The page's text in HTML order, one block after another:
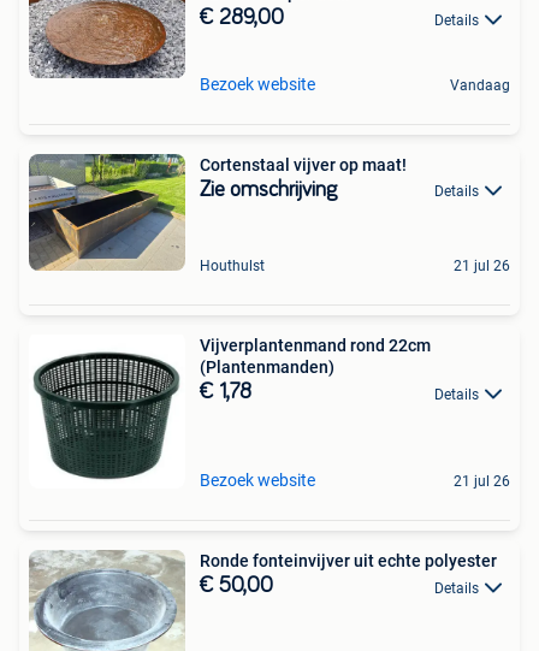
€ 289,00 Details
Bezoek website Vandaag
Cortenstaal vijver op maat!
Zie omschrijving Details
Houthulst 21 jul 26
Vijverplantenmand rond 22cm
(Plantenmanden)
€ 1,78 Details
Bezoek website 21 jul 26
Ronde fonteinvijver uit echte polyester
€ 50,00 Details